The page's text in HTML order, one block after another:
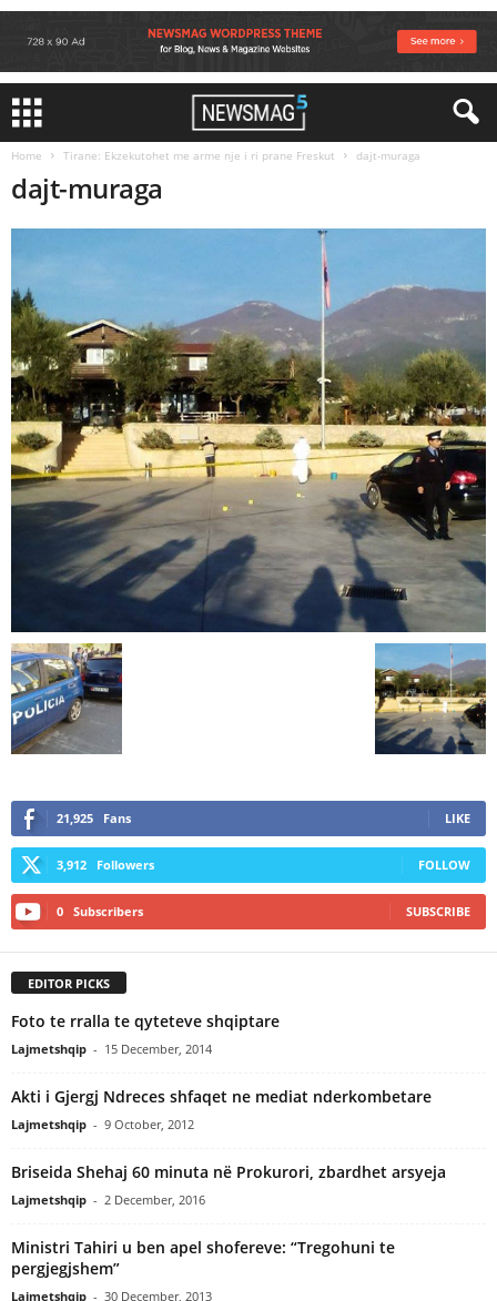
Home Tirane: Ekzekutohet me arme nje i ri prane Freskut dajt-muraga
dajt-muraga
21,925 Fans LIKE
3,912 Followers FOLLOW
0 Subscribers SUBSCRIBE
EDITOR PICKS
Foto te rralla te qyteteve shqiptare
Lajmetshqip - 15 December, 2014
Akti i Gjergj Ndreces shfaqet ne mediat nderkombetare
Lajmetshqip - 9 October, 2012
Briseida Shehaj 60 minuta në Prokurori, zbardhet arsyeja
Lajmetshqip - 2 December, 2016
Ministri Tahiri u ben apel shofereve: “Tregohuni te
pergjegjshem”
Lajmetshqip - 30 December, 2013